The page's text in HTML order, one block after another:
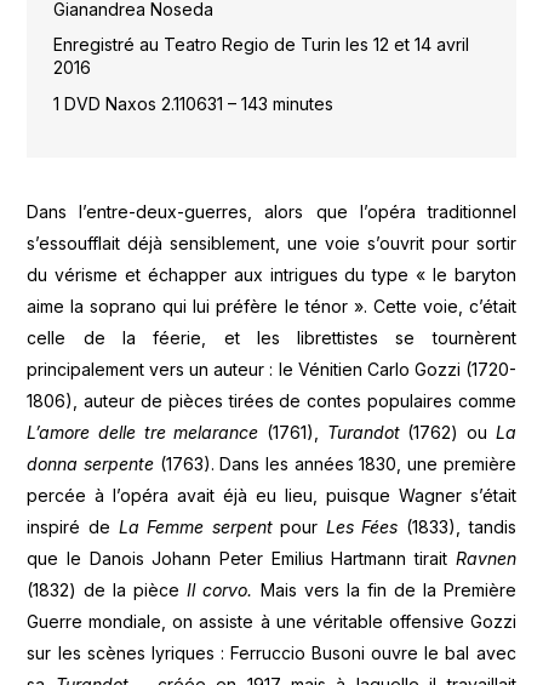
Gianandrea Noseda
Enregistré au Teatro Regio de Turin les 12 et 14 avril
2016
1 DVD Naxos 2.110631 – 143 minutes
Dans l’entre-deux-guerres, alors que l’opéra traditionnel
s’essoufflait déjà sensiblement, une voie s’ouvrit pour sortir
du vérisme et échapper aux intrigues du type « le baryton
aime la soprano qui lui préfère le ténor ». Cette voie, c’était
celle de la féerie, et les librettistes se tournèrent
principalement vers un auteur : le Vénitien Carlo Gozzi (1720-
1806), auteur de pièces tirées de contes populaires comme
L’amore delle tre melarance (1761), Turandot(1762) ou La
donna serpente (1763). Dans les années 1830, une première
percée à l’opéra avait éjà eu lieu, puisque Wagner s’était
inspiré de La Femme serpentpour Les Fées (1833), tandis
que le Danois Johann Peter Emilius Hartmann tirait Ravnen
(1832) de la pièceIl corvo. Mais vers la fin de la Première
Guerre mondiale, on assiste à une véritable offensive Gozzi
sur les scènes lyriques : Ferruccio Busoni ouvre le bal avec